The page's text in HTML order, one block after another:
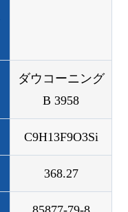
ダウコーニング
B 3958
C9H13F9O3Si
368.27